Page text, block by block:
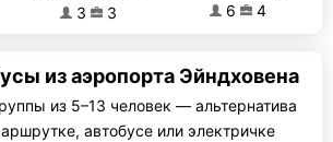
3
3
6
4
из аэропорта Эйндховена
из 5–13 человек — альтернатива
автобусе или электричке